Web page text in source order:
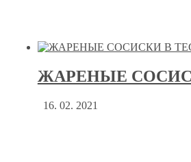
ЖАРЕНЫЕ
16. 02. 2021